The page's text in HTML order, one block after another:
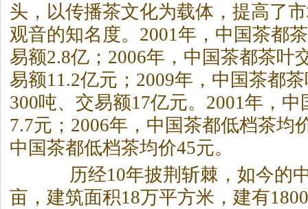
头，以传播茶文化为载体，提高了
观音的知名度。2001年，中国茶都茶
易额2.8亿；2006年，中国茶都茶叶
易额11.2亿元；2009年，中国茶都茶
300吨、交易额17亿元。2001年，中
7.7元；2006年，中国茶都低档茶均
中国茶都低档茶均价45元。
历经10年披荆斩棘，如今的
亩，建筑面积18万平方米，建有